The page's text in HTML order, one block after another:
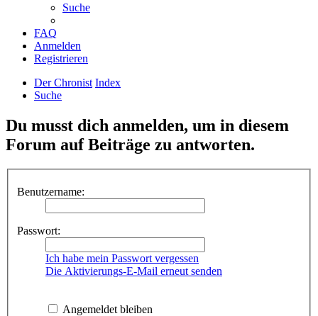
Suche
FAQ
Anmelden
Registrieren
Der Chronist Index
Suche
Du musst dich anmelden, um in diesem
Forum auf Beiträge zu antworten.
Benutzername:
Passwort:
Ich habe mein Passwort vergessen
Die Aktivierungs-E-Mail erneut senden
Angemeldet bleiben